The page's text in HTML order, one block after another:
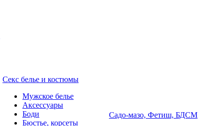
Секс белье и костюмы
Мужское белье
Аксессуары
Боди
Бюстье, корсеты
Садо-мазо, Фетиш, БДСМ